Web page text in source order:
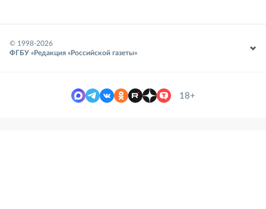
© 1998-2026
ФГБУ «Редакция «Российской газеты»
18+